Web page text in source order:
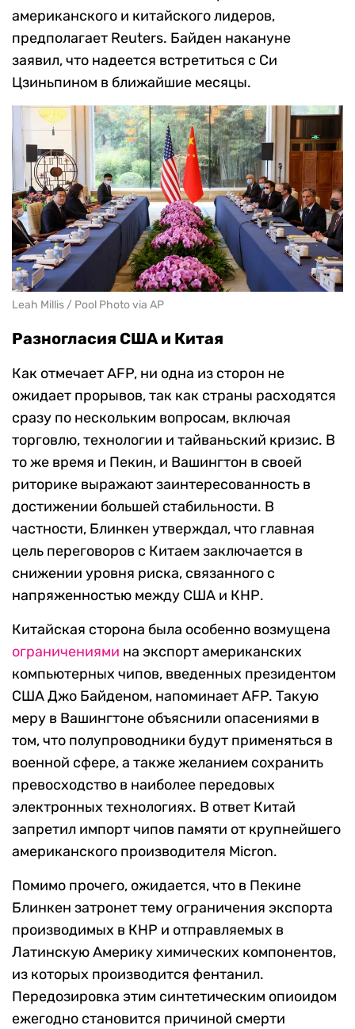
американского и китайского лидеров,
предполагает Reuters. Байден накануне
заявил, что надеется встретиться с Си
Цзиньпином в ближайшие месяцы.
Leah Millis / Pool Photo via AP
Разногласия США и Китая
Как отмечает AFP, ни одна из сторон не
ожидает прорывов, так как страны расходятся
сразу по нескольким вопросам, включая
торговлю, технологии и тайваньский кризис. В
то же время и Пекин, и Вашингтон в своей
риторике выражают заинтересованность в
достижении большей стабильности. В
частности, Блинкен утверждал, что главная
цель переговоров с Китаем заключается в
снижении уровня риска, связанного с
напряженностью между США и КНР.
Китайская сторона была особенно возмущена
ограничениями на экспорт американских
компьютерных чипов, введенных президентом
США Джо Байденом, напоминает AFP. Такую
меру в Вашингтоне объяснили опасениями в
том, что полупроводники будут применяться в
военной сфере, а также желанием сохранить
превосходство в наиболее передовых
электронных технологиях. В ответ Китай
запретил импорт чипов памяти от крупнейшего
американского производителя Micron.
Помимо прочего, ожидается, что в Пекине
Блинкен затронет тему ограничения экспорта
производимых в КНР и отправляемых в
Латинскую Америку химических компонентов,
из которых производится фентанил.
Передозировка этим синтетическим опиоидом
ежегодно становится причиной смерти